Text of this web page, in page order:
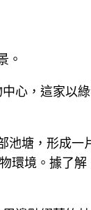
。
心，這家以
池塘，形成
環境。據了